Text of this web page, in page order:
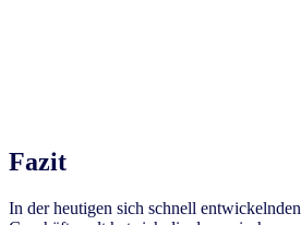
Fazit
In der heutigen sich schnell entwickelnden